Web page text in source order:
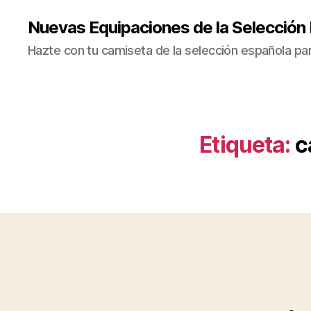
Nuevas Equipaciones de la Selección
Hazte con tu camiseta de la selección española
Etiqueta: